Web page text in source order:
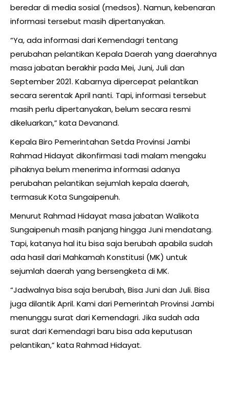
beredar di media sosial (medsos). Namun, kebenaran
informasi tersebut masih dipertanyakan.
“Ya, ada informasi dari Kemendagri tentang
perubahan pelantikan Kepala Daerah yang daerahnya
masa jabatan berakhir pada Mei, Juni, Juli dan
September 2021. Kabarnya dipercepat pelantikan
secara serentak April nanti. Tapi, informasi tersebut
masih perlu dipertanyakan, belum secara resmi
dikeluarkan,” kata Devanand.
Kepala Biro Pemerintahan Setda Provinsi Jambi
Rahmad Hidayat dikonfirmasi tadi malam mengaku
pihaknya belum menerima informasi adanya
perubahan pelantikan sejumlah kepala daerah,
termasuk Kota Sungaipenuh.
Menurut Rahmad Hidayat masa jabatan Walikota
Sungaipenuh masih panjang hingga Juni mendatang.
Tapi, katanya hal itu bisa saja berubah apabila sudah
ada hasil dari Mahkamah Konstitusi (MK) untuk
sejumlah daerah yang bersengketa di MK.
“Jadwalnya bisa saja berubah, Bisa Juni dan Juli. Bisa
juga dilantik April. Kami dari Pemerintah Provinsi Jambi
menunggu surat dari Kemendagri. Jika sudah ada
surat dari Kemendagri baru bisa ada keputusan
pelantikan,” kata Rahmad Hidayat.